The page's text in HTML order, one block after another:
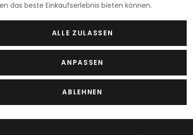
das beste Einkaufserlebnis bieten können.
ALLE ZULASSEN
ANPASSEN
ABLEHNEN